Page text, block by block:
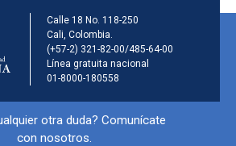
Información de la
Calle 18 No. 118-250
Cali, Colombia.
(+57-2) 321-82-00/485-64-00
Línea gratuita nacional
01-8000-180558
y redes sociales
otra duda? Comunícate
con nosotros.